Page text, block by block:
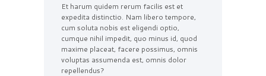
Et harum quidem rerum facilis est et
expedita distinctio. Nam libero tempore,
cum soluta nobis est eligendi optio,
cumque nihil impedit, quo minus id, quod
maxime placeat, facere possimus, omnis
voluptas assumenda est, omnis dolor
repellendus?